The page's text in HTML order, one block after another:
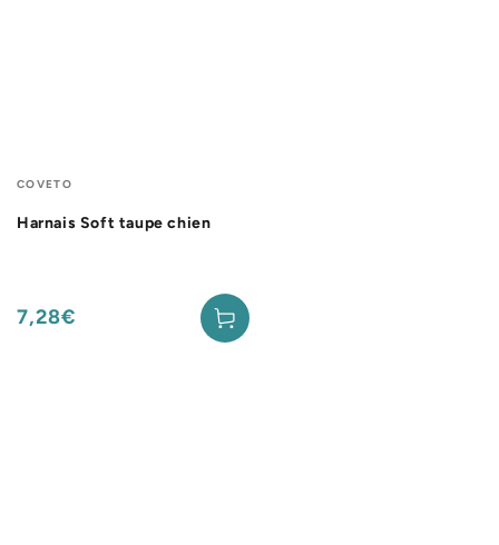
Fournisseur:
COVETO
Harnais Soft taupe chien
Prix
7,28€